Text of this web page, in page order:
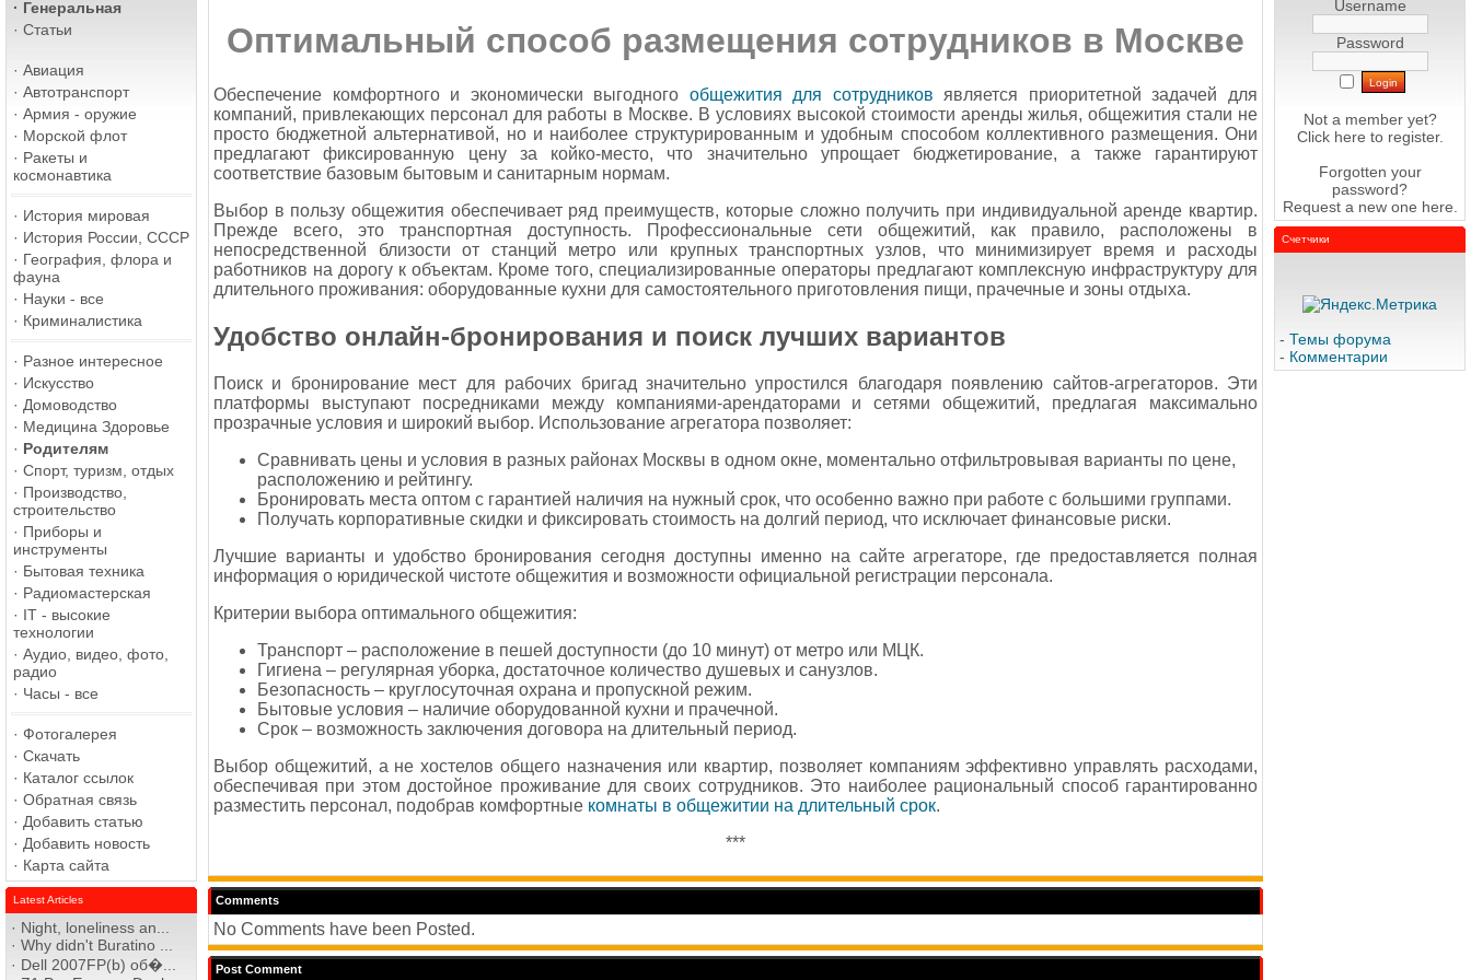
· Генеральная
· Статьи
· Авиация
· Автотранспорт
· Армия - оружие
· Морской флот
· Ракеты и
космонавтика
· История мировая
· История России, СССР
· География, флора и
фауна
· Науки - все
· Криминалистика
· Разное интересное
· Искусство
· Домоводство
· Медицина Здоровье
· Родителям
· Спорт, туризм, отдых
· Производство,
строительство
· Приборы и
инструменты
· Бытовая техника
· Радиомастерская
· IT - высокие
технологии
· Аудио, видео, фото,
радио
· Часы - все
· Фотогалерея
· Скачать
· Каталог ссылок
· Обратная связь
· Добавить статью
· Добавить новость
· Карта сайта
Latest Articles
· Night, loneliness an...
· Why didn't Buratino ...
· Dell 2007FP(b) об�...
Оптимальный способ размещения сотрудников в Москве
Обеспечение комфортного и экономически выгодного общежития для сотрудников является приоритетной задачей для
компаний, привлекающих персонал для работы в Москве. В условиях высокой стоимости аренды жилья, общежития стали не
просто бюджетной альтернативой, но и наиболее структурированным и удобным способом коллективного размещения. Они
предлагают фиксированную цену за койко-место, что значительно упрощает бюджетирование, а также гарантируют
соответствие базовым бытовым и санитарным нормам.
Выбор в пользу общежития обеспечивает ряд преимуществ, которые сложно получить при индивидуальной аренде квартир.
Прежде всего, это транспортная доступность. Профессиональные сети общежитий, как правило, расположены в
непосредственной близости от станций метро или крупных транспортных узлов, что минимизирует время и расходы
работников на дорогу к объектам. Кроме того, специализированные операторы предлагают комплексную инфраструктуру для
длительного проживания: оборудованные кухни для самостоятельного приготовления пищи, прачечные и зоны отдыха.
Удобство онлайн-бронирования и поиск лучших вариантов
Поиск и бронирование мест для рабочих бригад значительно упростился благодаря появлению сайтов-агрегаторов. Эти
платформы выступают посредниками между компаниями-арендаторами и сетями общежитий, предлагая максимально
прозрачные условия и широкий выбор. Использование агрегатора позволяет:
Сравнивать цены и условия в разных районах Москвы в одном окне, моментально отфильтровывая варианты по цене,
расположению и рейтингу.
Бронировать места оптом с гарантией наличия на нужный срок, что особенно важно при работе с большими группами.
Получать корпоративные скидки и фиксировать стоимость на долгий период, что исключает финансовые риски.
Лучшие варианты и удобство бронирования сегодня доступны именно на сайте агрегаторе, где предоставляется полная
информация о юридической чистоте общежития и возможности официальной регистрации персонала.
Критерии выбора оптимального общежития:
Транспорт – расположение в пешей доступности (до 10 минут) от метро или МЦК.
Гигиена – регулярная уборка, достаточное количество душевых и санузлов.
Безопасность – круглосуточная охрана и пропускной режим.
Бытовые условия – наличие оборудованной кухни и прачечной.
Срок – возможность заключения договора на длительный период.
Выбор общежитий, а не хостелов общего назначения или квартир, позволяет компаниям эффективно управлять расходами,
обеспечивая при этом достойное проживание для своих сотрудников. Это наиболее рациональный способ гарантированно
разместить персонал, подобрав комфортные комнаты в общежитии на длительный срок.
***
Comments
No Comments have been Posted.
Post Comment
Username
Password
Not a member yet?
Click here to register.
Forgotten your
password?
Request a new one here
Счетчики
- Темы форума
- Комментарии